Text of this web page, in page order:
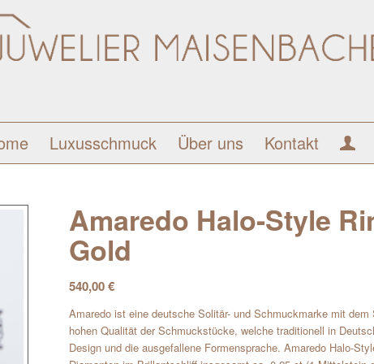
Luxusschmuck Über uns Kontakt
Amaredo Halo-Style
Gold
540,00€
Amaredo ist eine deutsche Solitär- und Schmuckmarke mit
hohen Qualität der Schmuckstücke, welche traditionell in
Design und die ausgefallene Formensprache. Amaredo Halo-